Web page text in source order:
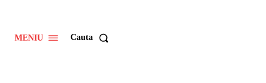
MENIU Cauta